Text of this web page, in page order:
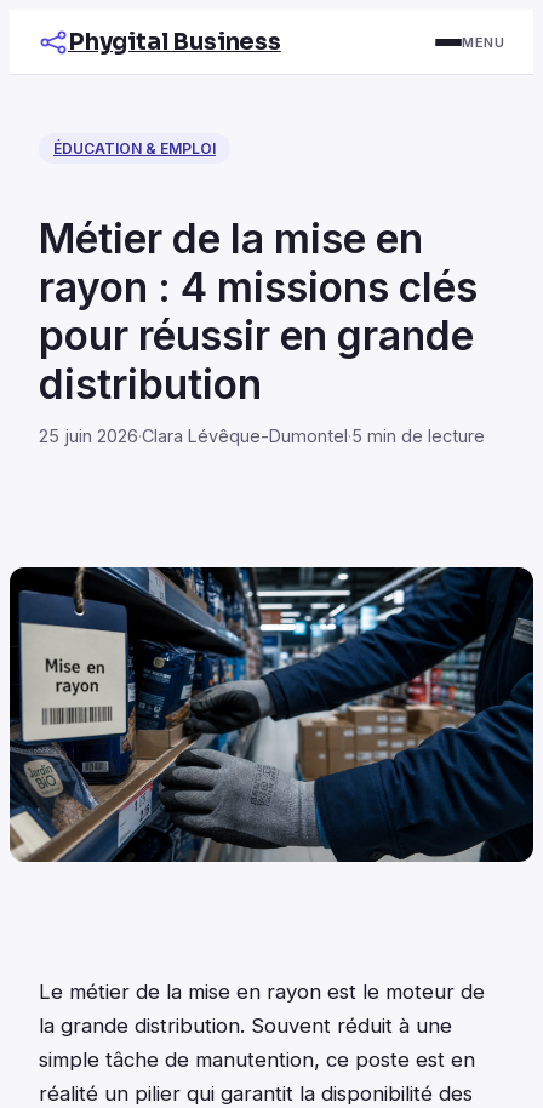
Phygital Business MENU
ÉDUCATION & EMPLOI
Métier de la mise en
rayon : 4 missions clés
pour réussir en grande
distribution
25 juin 2026·Clara Lévêque-Dumontel·5 min de lecture
Le métier de la mise en rayon est le moteur de
la grande distribution. Souvent réduit à une
simple tâche de manutention, ce poste est en
réalité un pilier qui garantit la disponibilité des